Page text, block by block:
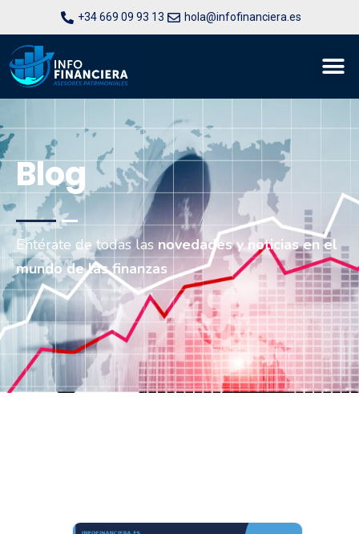
+34 669 09 93 13 hola@infofinanciera.es
Blog
Entérate de todas lasnovedades y noticias en el
mundo de las finanzas